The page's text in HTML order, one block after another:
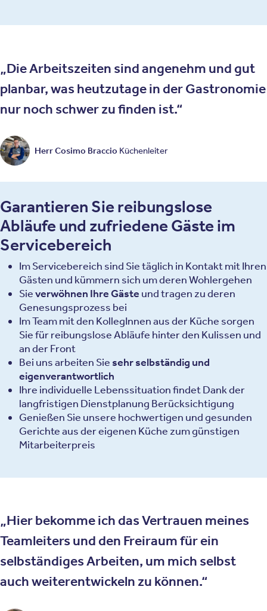
Die Arbeitszeiten sind angenehm und gut
planbar, was heutzutage in der Gastronomie
nur noch schwer zu finden ist.
Herr Cosimo Braccio Küchenleiter
Garantieren Sie reibungslose
Abläufe und zufriedene Gäste im
Servicebereich
Im Servicebereich sind Sie täglich in Kontakt mit Ihren
Gästen und kümmern sich um deren Wohlergehen
Sieverwöhnen Ihre Gäste und tragen zu deren
Genesungsprozess bei
Im Team mit den KollegInnen aus der Küche sorgen
Sie für reibungslose Abläufe hinter den Kulissen und
an der Front
Bei uns arbeiten Siesehr selbständig und
eigenverantwortlich
Ihre individuelle Lebenssituation findet Dank der
langfristigen Dienstplanung Berücksichtigung
Genießen Sie unsere hochwertigen und gesunden
Gerichte aus der eigenen Küche zum günstigen
Mitarbeiterpreis
Hier bekomme ich das Vertrauen meines
Teamleiters und den Freiraum für ein
selbständiges Arbeiten, um mich selbst
auch weiterentwickeln zu können.